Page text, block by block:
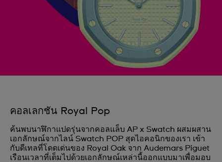
คอลเลกชัน Royal Pop
ค้นพบนาฬิกาแปดรุ่นจากคอลแล็บ AP x Swatch ผสมผสาน
เอกลักษณ์จากไลน์ Swatch POP สุดไอคอนิกของเรา เข้า
กับดีเทลที่โดดเด่นของ Royal Oak จาก Audemars Piguet
เรือนเวลาที่เต็มไปด้วยเอกลักษณ์เหล่านี้ออกแบบมาเพื่อมอบ